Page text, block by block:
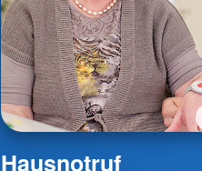
Hausnotruf